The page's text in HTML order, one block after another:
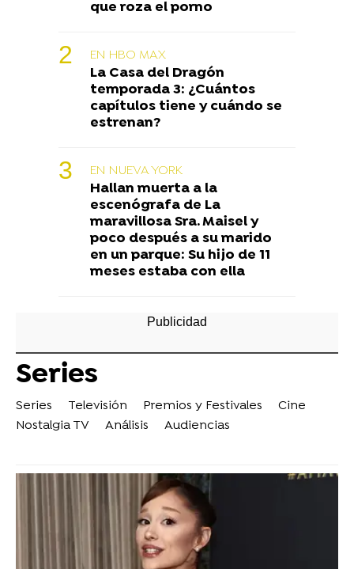
que roza el porno
EN HBO MAX
La Casa del Dragón
temporada 3: ¿Cuántos
capítulos tiene y cuándo se
estrenan?
EN NUEVA YORK
Hallan muerta a la
escenógrafa de La
maravillosa Sra. Maisel y
poco después a su marido
en un parque: Su hijo de 11
meses estaba con ella
Series
Series Televisión Premios y Festivales
Cine
Nostalgia TV
Análisis Audiencias